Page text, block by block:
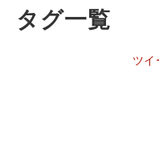
タグ一覧
ツイ